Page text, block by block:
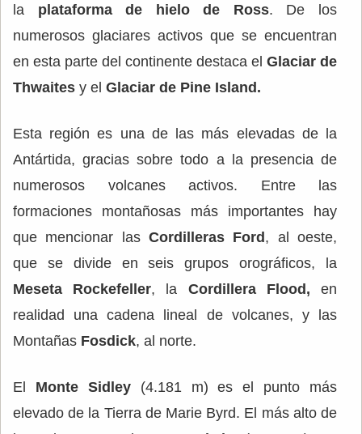
la plataforma de hielo de Ross. De los
numerosos glaciares activos que se encuentran
en esta parte del continente destaca el Glaciar de
Thwaites y el Glaciar de Pine Island.
Esta región es una de las más elevadas de la
Antártida, gracias sobre todo a la presencia de
numerosos volcanes activos. Entre las
formaciones montañosas más importantes hay
que mencionar las Cordilleras Ford, al oeste,
que se divide en seis grupos orográficos, la
Meseta Rockefeller, la Cordillera Flood, en
realidad una cadena lineal de volcanes, y las
Montañas Fosdick, al norte.
El Monte Sidley(4.181 m) es el punto más
elevado de la Tierra de Marie Byrd. El más alto de